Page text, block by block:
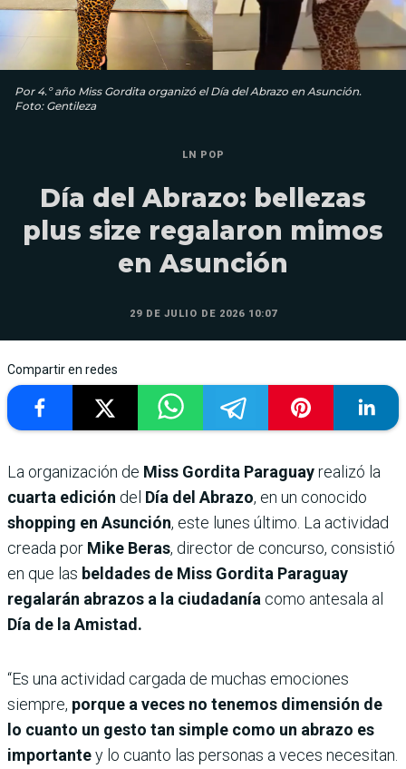
Por 4.º año Miss Gordita organizó el Día del Abrazo en Asunción.
Foto: Gentileza
LN POP
Día del Abrazo: bellezas
plus size regalaron mimos
en Asunción
29 DE JULIO DE 2026 10:07
Compartir en redes
La organización de Miss Gordita Paraguayrealizó la
cuarta edición del Día del Abrazo, en un conocido
shopping en Asunción, este lunes último. La actividad
creada por Mike Beras, director de concurso, consistió
en que las beldades de Miss Gordita Paraguay
regalarán abrazos a la ciudadanía como antesala al
Día de la Amistad.
“Es una actividad cargada de muchas emociones
siempre, porque a veces no tenemos dimensión de
lo cuanto un gesto tan simple como un abrazo es
importantey lo cuanto las personas a veces necesitan.